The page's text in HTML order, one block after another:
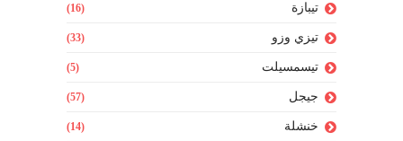
تيبازة (16)
تيزي وزو (33)
تيسمسيلت (5)
جيجل (57)
خنشلة (14)